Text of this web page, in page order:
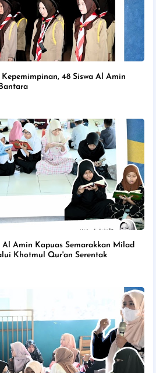
48 Siswa Al Amin
Al Amin Kapuas Semarakkan Milad
Khotmul Qur'an Serentak